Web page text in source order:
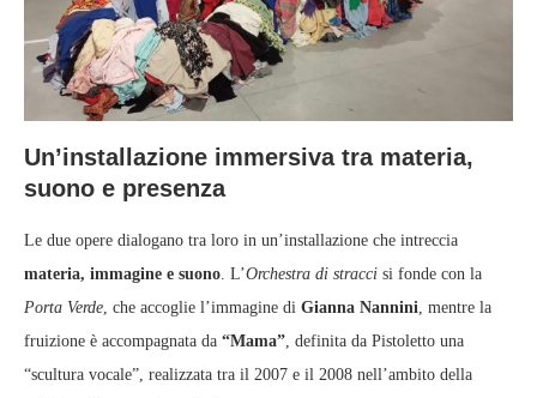
Un’installazione immersiva tra materia,
suono e presenza
Le due opere dialogano tra loro in un’installazione che intreccia
materia, immagine e suono. L’Orchestra di stracci si fonde con la
Porta Verde, che accoglie l’immagine di Gianna Nannini, mentre la
fruizione è accompagnata da “Mama”, definita da Pistoletto una
“scultura vocale”, realizzata tra il 2007 e il 2008 nell’ambito della